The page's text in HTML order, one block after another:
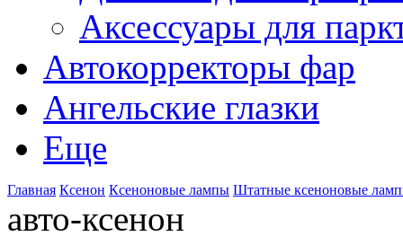
Аксессуары для
Автокорректоры фар
Ангельские глазки
Еще
Главная Ксенон Ксеноновые лампы Штатные ксеноновые
авто-ксенон